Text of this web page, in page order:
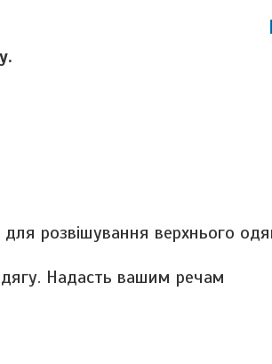
для розвішування верхнього
Надасть вашим речам